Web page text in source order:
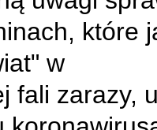
które
w
fali zarazy,